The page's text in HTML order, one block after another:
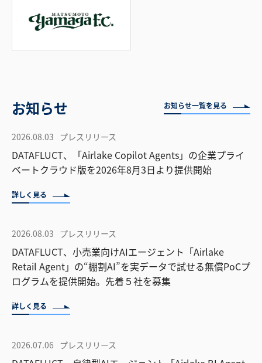
お知らせ お知らせ一覧を見る
2026.08.03 プレスリリース
DATAFLUCT、「Airlake Copilot Agents」の企業プライ
ベートクラウド版を2026年8月3日より提供開始
詳しく見る
2026.08.03 プレスリリース
DATAFLUCT、小売業向けAIエージェント「Airlake
Retail Agent」の“棚割AI”を実データで試せる無償PoCプ
ログラムを提供開始。先着５社を募集
詳しく見る
2026.07.06 プレスリリース